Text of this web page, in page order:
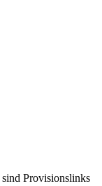
Provisionslinks